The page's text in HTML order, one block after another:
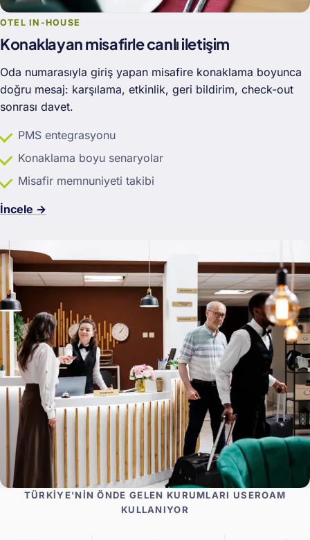
OTEL IN-HOUSE
Konaklayan misafirle canlı iletişim
Oda numarasıyla giriş yapan misafire konaklama boyunca
doğru mesaj: karşılama, etkinlik, geri bildirim, check-out
sonrası davet.
PMS entegrasyonu
Konaklama boyu senaryolar
Misafir memnuniyeti takibi
İncele →
TÜRKIYE'NIN ÖNDE GELEN KURUMLARI USEROAM
KULLANIYOR